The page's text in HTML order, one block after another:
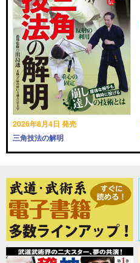
2026年8月4日 発売
三角技法の解明